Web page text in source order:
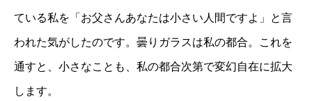
ている私を「お父さんあなたは小さい人間ですよ」と言
われた気がしたのです。曇りガラスは私の都合。これを
通すと、小さなことも、私の都合次第で変幻自在に拡大
します。